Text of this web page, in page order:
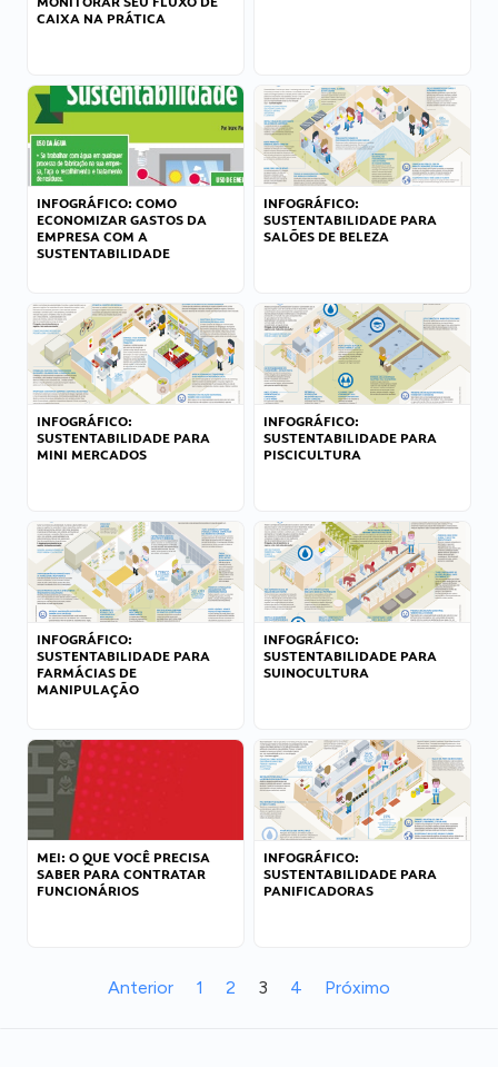
CAIXA NA PRÁTICA
INFOGRÁFICO: COMO
ECONOMIZAR GASTOS DA
EMPRESA COM A
SUSTENTABILIDADE
INFOGRÁFICO:
SUSTENTABILIDADE PARA
SALÕES DE BELEZA
INFOGRÁFICO:
SUSTENTABILIDADE PARA
MINI MERCADOS
INFOGRÁFICO:
SUSTENTABILIDADE PARA
PISCICULTURA
INFOGRÁFICO:
SUSTENTABILIDADE PARA
FARMÁCIAS DE
MANIPULAÇÃO
INFOGRÁFICO:
SUSTENTABILIDADE PARA
SUINOCULTURA
MEI: O QUE VOCÊ PRECISA
SABER PARA CONTRATAR
FUNCIONÁRIOS
INFOGRÁFICO:
SUSTENTABILIDADE PARA
PANIFICADORAS
Anterior 1 2 3 4 Próximo